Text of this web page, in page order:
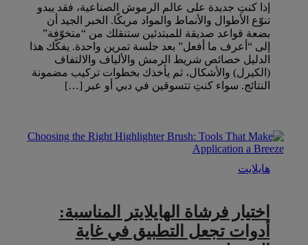
إذا كنتِ جديدة على عالم الرموش الصناعية، فقد يبدو
تنوّع الأطوال والأنماط والمواد مربكًا. الخبر الجيد أن
بضعة قواعد صديقة للمبتدئين ستنقلك من “متخوّفة”
إلى “أعرف ما أفعل” بعد جلسة تمرين واحدة. يفكّك هذا
الدليل خصائص شريط الرمش والألياف والالتفاف
(الكيرل) والأشكال، ثم يأخذك بخطوات تركيب مضمونة
النتائج. سواء كنتِ تتسوقين في دبي أو عبر […]
هايلايت
اختيار فرشاة الهايلايتر المناسبة:
أدوات تجعل التطبيق في غاية